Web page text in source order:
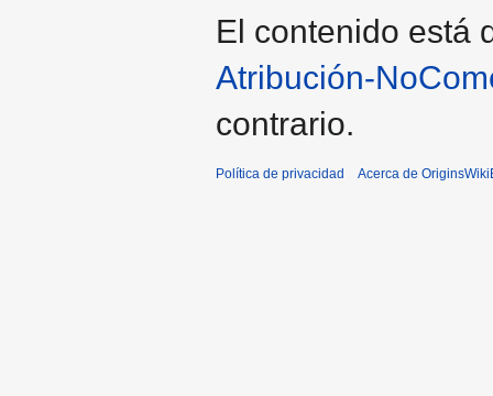
El contenido está
Atribución-
contrario.
Política de privacidad Acerca de